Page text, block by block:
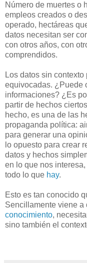
Número de muertes o
empleos creados o
operado, hectáreas
datos necesitan ser
con otros años, con
comprendidos.
Los datos sin
equivocadas. ¿Puede
informaciones? ¿Es
partir de hechos
hecho, es una de las
propaganda política:
para generar una
lo opuesto para crear
datos y hechos
en lo que nos
todo lo que hay.
Esto es tan conocido
Sencillamente viene a
conocimiento,
sino también el